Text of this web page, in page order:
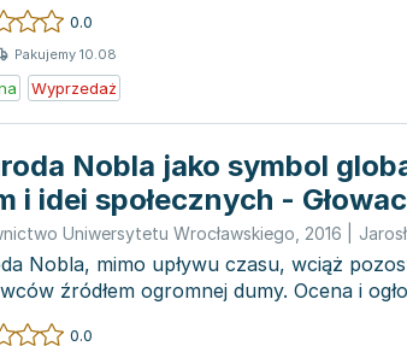
0.0
Pakujemy 10.08
Wyprzedaż
Nobla jako symbol
i idei społecznych -
Marcin, Sadłocha
Elżbieta
Uniwersytetu Wrocławskiego 2016
Nobla, mimo upływu czasu, wciąż
źródłem ogromnej dumy. Ocena i
często łącz...
0.0